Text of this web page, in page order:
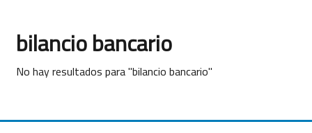
bilancio bancario
No hay resultados para "bilancio bancario"